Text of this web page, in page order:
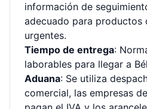
información de
adecuado para productos
urgentes.
Tiempo de entrega:
laborables para llegar a
Aduana: Se utiliza
comercial, las empresas